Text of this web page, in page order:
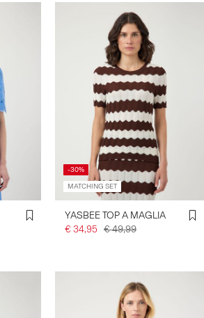
-30%
MATCHING SET
YASBEE TOP A MAGLIA
€ 34,95 € 49,99